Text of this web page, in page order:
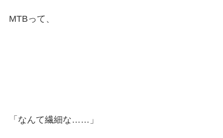
MTBって、
「なんて繊細な……」